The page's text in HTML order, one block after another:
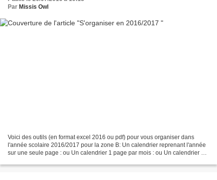
Par Missis Owl
Voici des outils (en format excel 2016 ou pdf) pour vous organiser dans
l'année scolaire 2016/2017 pour la zone B: Un calendrier reprenant l'année
sur une seule page : ou Un calendrier 1 page par mois : ou Un calendrier 1